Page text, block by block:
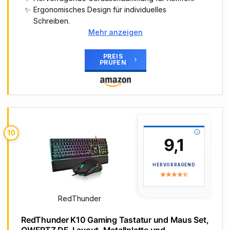
verschüttetes Wasser.
Ergonomische Handballenauflage für noch mehr
Tastatur und gibt den Handgelenken bequemen,
sicheren Halt — unverzichtbar gerade bei
Powered by Razer Chroma RGB für anpassbare
Beleuchtung: Mit 16,8 Millionen Farben und einer
Vielzahl von RGB-Effekten kannst du die Tastatur
individuell anpassen und dynamische
mit Razer Chroma-Unterstützung erleben.
Ergonomisches Design für individuelles
Schreiben.
Langlebige Tasten mit hoher Qualität.
【Gaming tastatur mit Knöpfen】AJAZZ AK820
gaming tastatur 75 prozent mit Knöpfen
harten Schale der Tastatur weitgehend vermeidet,
wenn Sie schlagen, indem mehrere kleine
Abstandshalter auf der oberen und unteren
Abdeckung gesetzt werden, um die
Positionierungsplatte zu unterstützen. Die
mehrschichtige Geräuschdämmung aus Baumwolle
weicheres Tippgefühl.
【Poron Sandwich Cotton und PCB Single Key
Slot Gaming Keyboard】 Die AK820 gaming
Mehr anzeigen
PREIS
PRÜFEN
10
9,1
HERVORRAGEND
RedThunder
RedThunder K10 Gaming Tastatur und Maus Set,